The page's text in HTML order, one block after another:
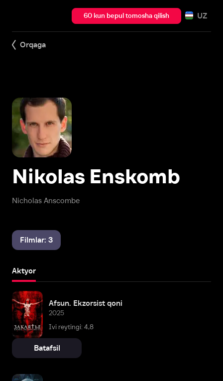
60 kun bepul tomosha qilish UZ
Orqaga
Nicholas Anscombe
Nikolas Enskomb
Filmlar: 3
Aktyor
Afsun. Ekzorsist qoni
2025
Ivi reytingi: 4,8
Batafsil